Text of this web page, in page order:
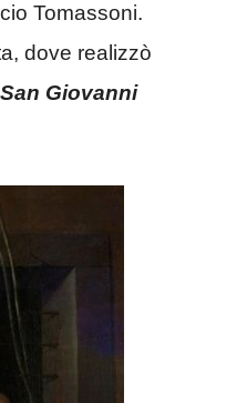
Tomassoni.
dove realizzò
Giovanni